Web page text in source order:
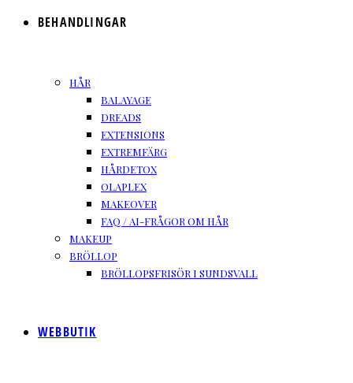
BEHANDLINGAR
HÅR
BALAYAGE
DREADS
EXTENSIONS
EXTREMFÄRG
HÅRDETOX
OLAPLEX
MAKEOVER
FAQ / AI-FRÅGOR OM HÅR
MAKEUP
BRÖLLOP
BRÖLLOPSFRISÖR I SUNDSVALL
WEBBUTIK